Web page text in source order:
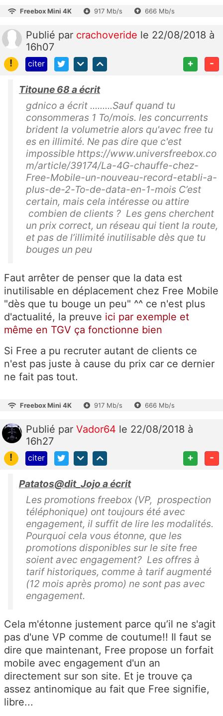
Freebox Mini 4K 917 Mb/s 666 Mb/s
Publié par crachoveride le 22/08/2018 à
16h07
!
citer + -
Titoune 68 a écrit
gdnico a écrit .........Sauf quand tu
consommeras 1 To/mois. les concurrents
brident la volumetrie alors qu'avec free tu
es en illimité. Ne pas dire que c'est
impossible https://www.universfreebox.co
m/article/39174/La-4G-chauffe-chez-
Free-Mobile-un-nouveau-record-etabli-a-
plus-de-2-To-de-data-en-1-mois C’est
certain, mais cela intéresse ou attire
combien de clients ? Les gens cherchent
un prix correct, un réseau qui tient la route,
et pas de l’illimité inutilisable dès que tu
bouges un peu
Faut arrêter de penser que la data est
inutilisable en déplacement chez Free Mobile
"dès que tu bouge un peu" ^^ ce n'est plus
d'actualité, la preuve ici par exemple et
même en TGV ça fonctionne bien
Si Free a pu recruter autant de clients ce
n'est pas juste à cause du prix car ce dernier
ne fait pas tout.
Freebox Mini 4K 917 Mb/s 666 Mb/s
Publié par Vador64 le 22/08/2018 à
16h27
!
citer + -
Patatos@dit_Jojo a écrit
Les promotions freebox (VP, prospection
téléphonique) ont toujours été avec
engagement, il suffit de lire les modalités.
Pourquoi cela vous étonne, que les
promotions disponibles sur le site free
soient avec engagement? Les offres à
tarif historiques, comme à tarif augmenté
(12 mois après promo) ne sont pas avec
engagement.
Cela m'étonne justement parce qu’il ne s'agit
pas d'une VP comme de coutume!! Il faut se
dire que maintenant, Free propose un forfait
mobile avec engagement d'un an
directement sur son site. Et je trouve ça
assez antinomique au fait que Free signifie,
libre...